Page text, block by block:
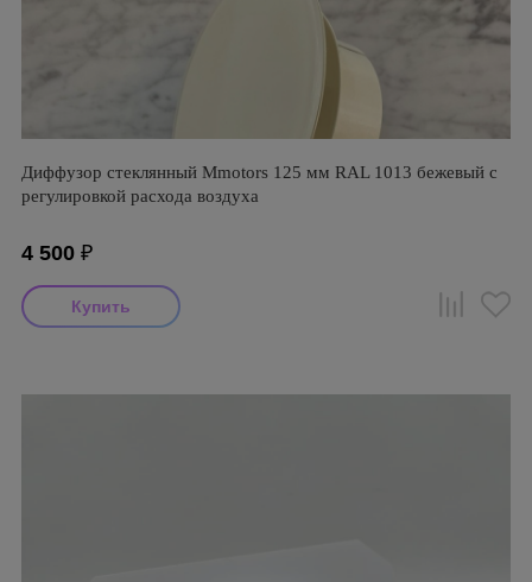
Диффузор стеклянный Mmotors 125 мм RAL 1013 бежевый с
регулировкой расхода воздуха
4 500 ₽